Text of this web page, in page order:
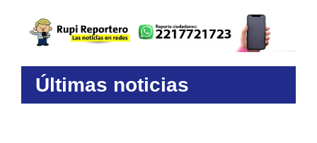
Últimas noticias